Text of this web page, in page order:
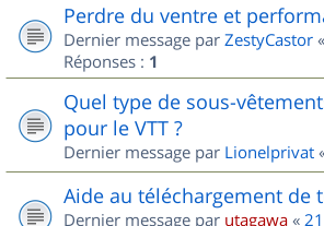
Perdre du ventre et
Dernier message par ZestyCastor «
Réponses : 1
Quel type de sous-
pour le VTT ?
Dernier message par Lionelprivat
Aide au téléchargement de
Dernier message par utagawa «